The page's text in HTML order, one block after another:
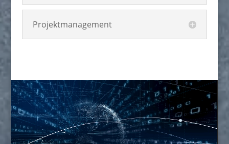
Projektmanagement
Video-
Player